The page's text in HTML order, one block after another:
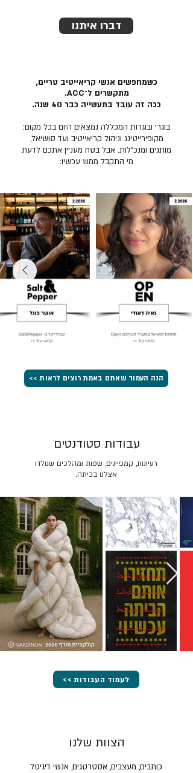
דברו איתנו
כשמחפשים אנשי קריאייטיב טריים,
מתקשרים ל־ACC.
ככה זה עובד בתעשייה כבר 40 שנה.
בוגרי ובוגרות המכללה נמצאים היום בכל מקום:
מקופירייטינג וניהול קריאייטיב ועד סושיאל,
מותגים ומנכ״לות. אבל בטח מעניין אתכם לדעת
מי התקבל ממש עכשיו:
הנה העמוד שאתם באמת רוצים לראות >>
רעיונות, קמפיינים, שפות ומהלכים שנולדו
אצלנו בכיתה.
עבודות סטודנטים
<< לעמוד העבודות
הצוות שלנו
כותבים, מעצבים, אסטרטגים, אנשי דיגיטל